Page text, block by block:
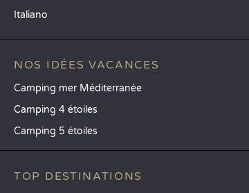
Italiano
NOS IDÉES VACANCES
Camping mer Méditerranée
Camping 4 étoiles
Camping 5 étoiles
TOP DESTINATIONS